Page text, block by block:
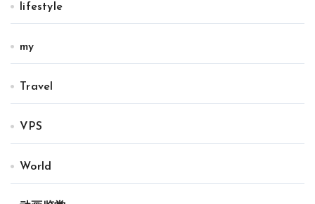
lifestyle
my
Travel
VPS
World